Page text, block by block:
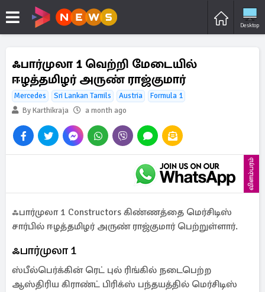
Desktop
ஃபார்முலா 1 வெற்றி மேடையில்
ஈழத்தமிழர் அருண் ராஜ்குமார்
Mercedes Sri Lankan Tamils Austria
Formula 1
By Karthikraja
a month ago
விளம்பரம்
ஃபார்முலா 1 Constructors கிண்ணத்தை மெர்சிடிஸ்
சார்பில் ஈழத்தமிழர் அருண் ராஜ்குமார் பெற்றுள்ளார்.
ஃபார்முலா 1
ஸ்பீல்பெர்க்கின் ரெட் புல் ரிங்கில் நடைபெற்ற
ஆஸ்திரிய கிராண்ட் பிரிக்ஸ் பந்தயத்தில் மெர்சிடிஸ்